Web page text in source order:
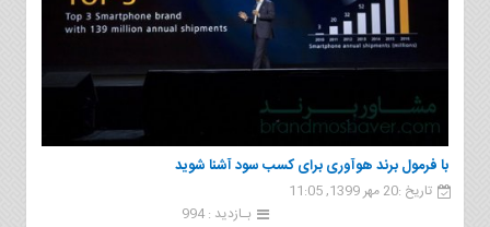
با فرمول برند هوآوری برای کسب سود آشنا شوید
تاریخ :20 مهر 1399, 11:05
بـازدید : 994